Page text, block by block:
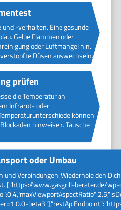
-verhalten. Eine gesunde
Gelbe Flammen oder
oder Luftmangel hin.
Düsen auswechseln.
prüfen
die Temperatur an
Infrarot- oder
können
hinweisen. Tausche
oder Umbau
und Verbindungen. Wiederhole den
["https://www.gasgrill-berater.de/